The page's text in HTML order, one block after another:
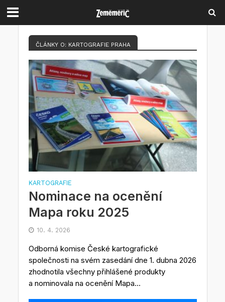
ČLÁNKY O: KARTOGRAFIE PRAHA
KARTOGRAFIE
Nominace na ocenění
Mapa roku 2025
10. 4. 2026
Odborná komise České kartografické
společnosti na svém zasedání dne 1. dubna 2026
zhodnotila všechny přihlášené produkty
a nominovala na ocenění Mapa...